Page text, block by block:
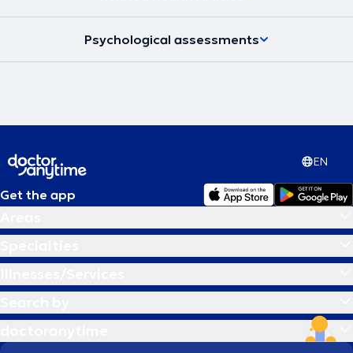
Psychological assessments
EN
Get the app